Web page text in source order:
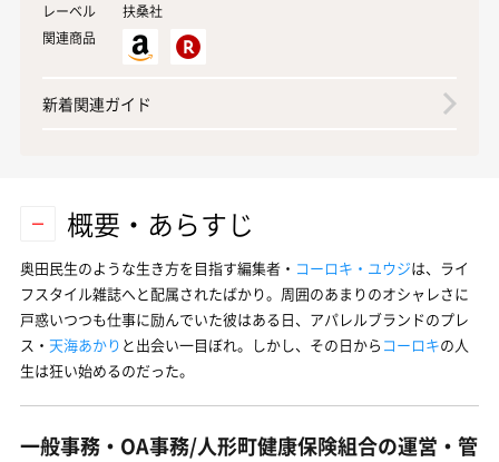
レーベル
扶桑社
関連商品
新着関連ガイド
概要・あらすじ
奥田民生のような生き方を目指す編集者・ コーロキ・ユウジは、ライ
フスタイル雑誌へと配属されたばかり。周囲のあまりのオシャレさに
戸惑いつつも仕事に励んでいた彼はある日、アパレルブランドのプレ
ス・ 天海あかり と出会い一目ぼれ。しかし、その日から コーロキの人
生は狂い始めるのだった。
一般事務・OA事務/人形町健康保険組合の運営・管